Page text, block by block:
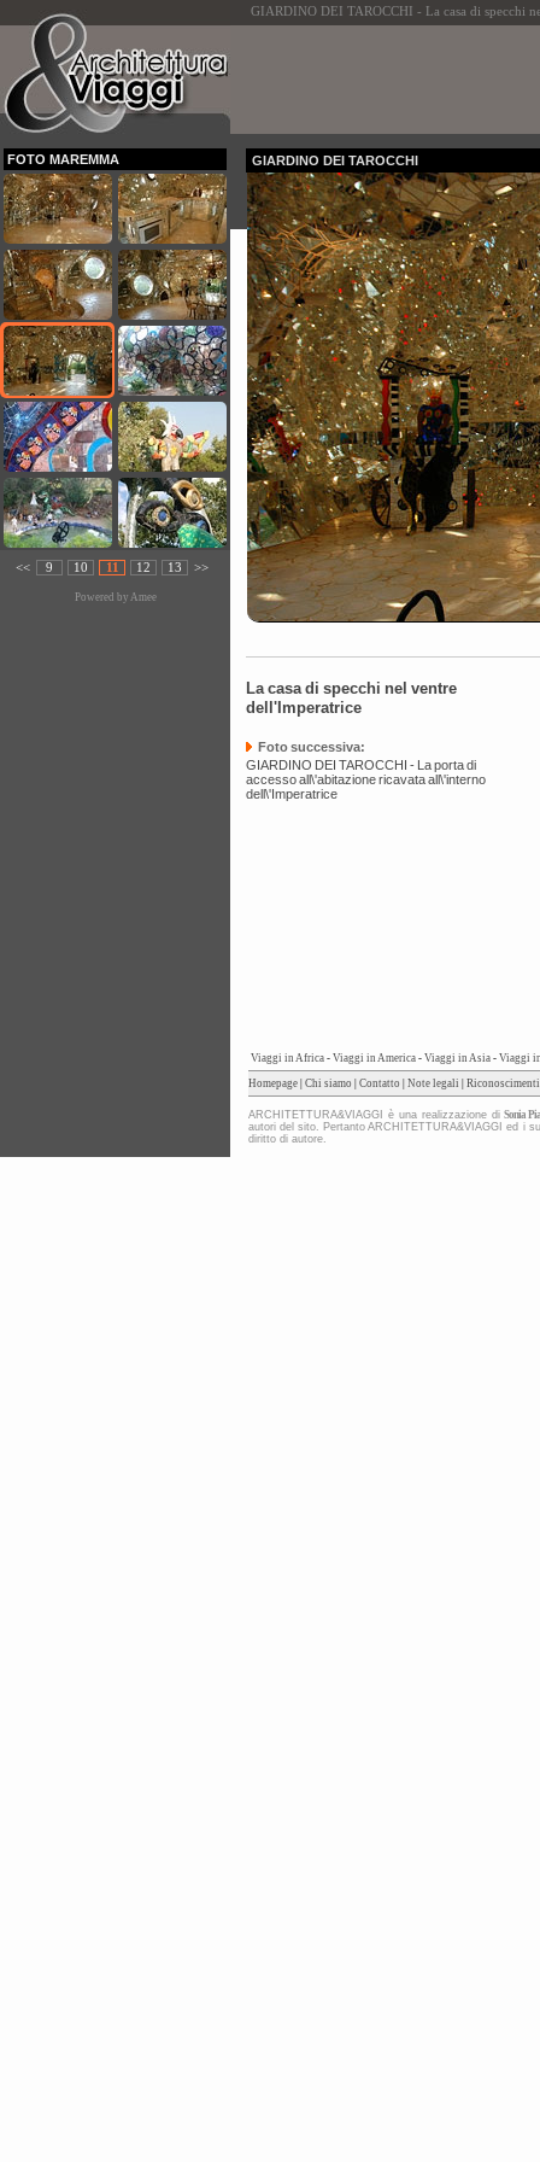
GIARDINO DEI TAROCCHI - La casa di specchi
FOTO MAREMMA
<< 9 10 11 12 13 >>
Powered by Amee
GIARDINO DEI TAROCCHI
La casa di specchi nel ventre
dell'Imperatrice
Foto successiva:
GIARDINO DEI TAROCCHI - La porta di
accesso all\'abitazione ricavata all\'interno
dell\'Imperatrice
Viaggi in Africa - Viaggi in America - Viaggi in Asia - Viaggi
Homepage Chi siamo Contatto Note legali Riconoscimenti
ARCHITETTURA&VIAGGI è una realizzazione diSonia
autori del sito. Pertanto ARCHITETTURA&VIAGGI ed i
diritto di autore.